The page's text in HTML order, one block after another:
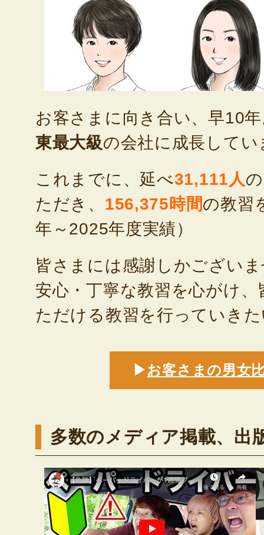
お客さまに向き合い、早10
東最大級の会社に成長してい
これまでに、延べ31,111人
ただき、 156,375時間の教習
年～2025年度実績）
皆さまには感謝しかござい
安心・丁寧な教習を心がけ
ただける教習を行っていき
▶お客さまの男女
多数のメディア掲載、出